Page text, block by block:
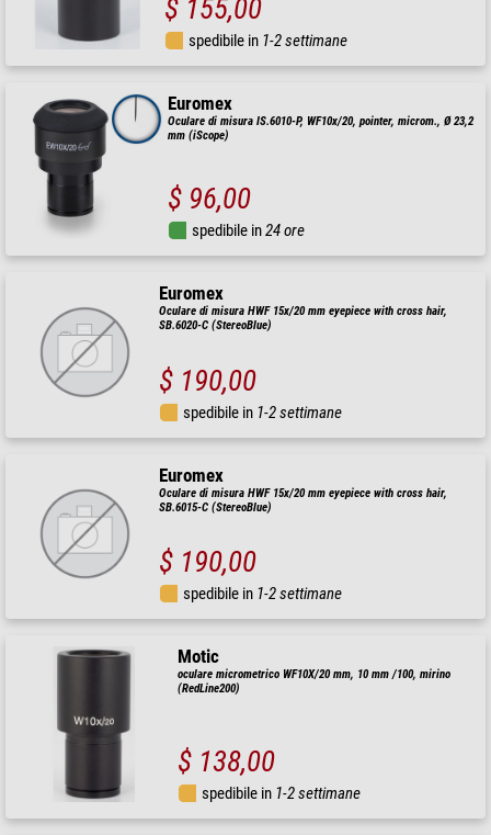
$ 155,00
spedibile in 1-2 settimane
Euromex
Oculare di misura IS.6010-P, WF10x/20, pointer, microm., Ø 23,2
mm (iScope)
$ 96,00
spedibile in24 ore
Euromex
Oculare di misura HWF 15x/20 mm eyepiece with cross hair,
SB.6020-C (StereoBlue)
$ 190,00
spedibile in 1-2 settimane
Euromex
Oculare di misura HWF 15x/20 mm eyepiece with cross hair,
SB.6015-C (StereoBlue)
$ 190,00
spedibile in 1-2 settimane
Motic
oculare micrometrico WF10X/20 mm, 10 mm /100, mirino
(RedLine200)
$ 138,00
spedibile in 1-2 settimane